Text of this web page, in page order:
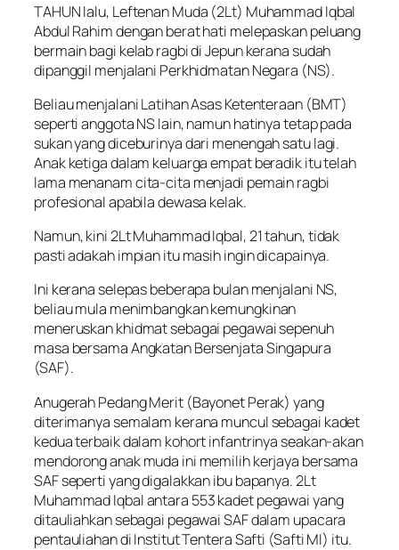
TAHUN lalu, Leftenan Muda (2Lt) Muhammad Iqbal
Abdul Rahim dengan berat hati melepaskan peluang
bermain bagi kelab ragbi di Jepun kerana sudah
dipanggil menjalani Perkhidmatan Negara (NS).
Beliau menjalani Latihan Asas Ketenteraan (BMT)
seperti anggota NS lain, namun hatinya tetap pada
sukan yang diceburinya dari menengah satu lagi.
Anak ketiga dalam keluarga empat beradik itu telah
lama menanam cita-cita menjadi pemain ragbi
profesional apabila dewasa kelak.
Namun, kini 2Lt Muhammad Iqbal, 21 tahun, tidak
pasti adakah impian itu masih ingin dicapainya.
Ini kerana selepas beberapa bulan menjalani NS,
beliau mula menimbangkan kemungkinan
meneruskan khidmat sebagai pegawai sepenuh
masa bersama Angkatan Bersenjata Singapura
(SAF).
Anugerah Pedang Merit (Bayonet Perak) yang
diterimanya semalam kerana muncul sebagai kadet
kedua terbaik dalam kohort infantrinya seakan-akan
mendorong anak muda ini memilih kerjaya bersama
SAF seperti yang digalakkan ibu bapanya. 2Lt
Muhammad Iqbal antara 553 kadet pegawai yang
ditauliahkan sebagai pegawai SAF dalam upacara
pentauliahan di Institut Tentera Safti (Safti MI) itu.